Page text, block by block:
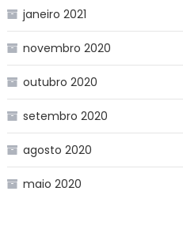
janeiro 2021
novembro 2020
outubro 2020
setembro 2020
agosto 2020
maio 2020